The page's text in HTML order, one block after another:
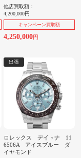
他店買取額：
4,200,000円
キャンペーン買取額
4,250,000円
出張
ロレックス デイトナ 11
6506A アイスブルー ダ
イヤモンド